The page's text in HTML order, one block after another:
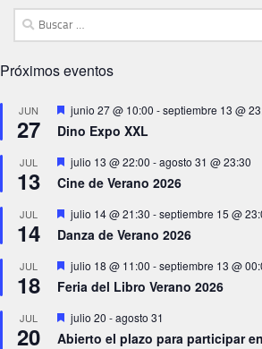
Buscar:
Próximos eventos
JUN
27
Destacado
junio 27 @ 10:00 -septiembre 13 @
Dino Expo XXL
JUL
13
Destacado
julio 13 @ 22:00 -agosto 31 @ 23:30
Cine de Verano 2026
JUL
14
Destacado
julio 14 @ 21:30 -septiembre 15 @
Danza de Verano 2026
JUL
18
Destacado
julio 18 @ 11:00 -septiembre 13 @
Feria del Libro Verano 2026
JUL
20
Destacado
julio 20 -agosto 31
Abierto el plazo para participar